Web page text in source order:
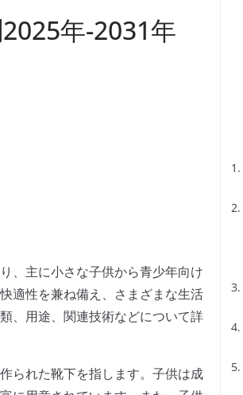
年-2031年
、主に小さな子供から青少年向け
適性を兼ね備え、さまざまな生活
、用途、関連技術などについて詳
られた靴下を指します。子供は成